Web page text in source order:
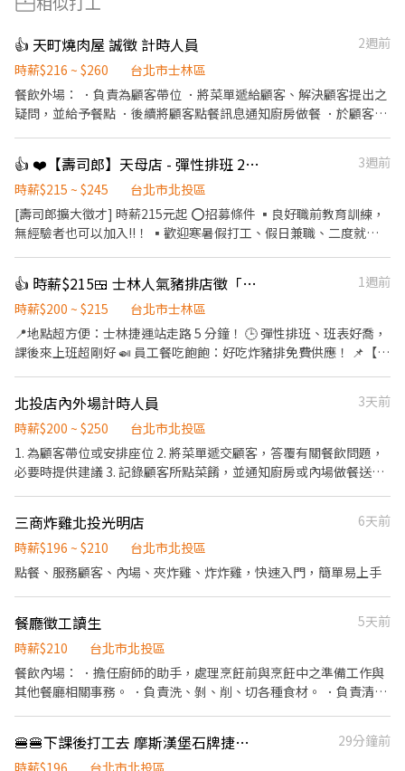
👍 天町燒肉屋 誠徵 計時人員
2週前
時薪$216 ~ $260
台北市士林區
餐飲外場： ．負責為顧客帶位 ．將菜單遞給顧客、解決顧客提出之
疑問，並給予餐點 ．後續將顧客點餐訊息通知廚房做餐 ．於顧客用
👍 ❤️【壽司郎】天母店 - 彈性排班 26/1/1起六日時薪+10元🍣時薪215元起
3週前
時薪$215 ~ $245
台北市北投區
[壽司郎擴大徵才] 時薪215元起 ⭕招募條件 ▪良好職前教育訓練，
無經驗者也可以加入!!！ ▪歡迎寒暑假打工、假日兼職、二度就
提供→餐具清洗→桌邊結帳→收銀結帳......等 ▪內場 商品進貨、準
備、整理→餐點製作→提供餐點→餐具清洗→環境整理維護......等 ⭕
獎金福利 ▪生日禮券 ▪不定期活動競賽獎金 ▪一年4次考核及調
薪！！ ▪加班費按每分鐘計算 ▪提供機車停車，上班免煩惱車位！
技巧，還可接觸店鋪的經營管理，例如：成本控管及數據分析等專
業知識 ▪升遷快速且制度完善，依努力及成果將有升遷加薪的機會
▪享有完善的福利制度，加班費為5分鐘為單位計算，重視員工的辛
勤付出 ▪計畫拓展全台灣，讓更多人有機會品嚐美味平價壽司，致
力成為頂尖品牌 ⭕基本保障 ①加班費(以每分鐘為單位計算) ②勞
保、健保、意外險 ③每月提撥勞工退休新制6% ④特休／年假按照
勞基法規定 ⑤颱風天出勤津貼補助 ⑥員工店內用餐折扣 ⑦提供員工
👍 時薪$215🍱 士林人氣豬排店徵「學生工讀」！吃豬排也能賺學費 💰
1週前
時薪$200 ~ $215
台北市士林區
📍地點超方便：士林捷運站走路 5 分鐘！ 🕒 彈性排班、班表好喬，
課後來上班超剛好 🍛 員工餐吃飽飽：好吃炸豬排免費供應！ 📌【工
🧑‍🎓【我們適合你，如果你是…】 ✅ 學生，想利用課餘打工 ✅ 有責
任感、不怕忙、肯學習 ✅ 喜歡有活力、大家互相 cover 的工作氣氛
💰【薪資福利】 •💵 時薪 $200 起（依表現調薪） •🧋 免費員工餐
•🕐 彈性排班（平日午餐 / 晚餐 / 假日都可排） •🎁 員工推薦獎
北投店內外場計時人員
3天前
時薪$200 ~ $250
台北市北投區
1. 為顧客帶位或安排座位 2. 將菜單遞交顧客，答覆有關餐飲問題，
必要時提供建議 3. 記錄顧客所點菜餚，並通知廚房或內場做餐送餐
類海鮮處理、肉片製作及各式生鮮切片處理 9. 生鮮產品的庫存管理
以及製程檢驗 10. 生鮮食品訂購、退貨、報廢處理
三商炸雞北投光明店
6天前
時薪$196 ~ $210
台北市北投區
點餐、服務顧客、內場、夾炸雞、炸炸雞，快速入門，簡單易上手
餐廳徵工讀生
5天前
時薪$210
台北市北投區
餐飲內場： ．擔任廚師的助手，處理烹飪前與烹飪中之準備工作與
其他餐廳相關事務。 ．負責洗、剝、削、切各種食材。 ．負責清理
🍔🍔下課後打工去 摩斯漢堡石牌捷運店誠徵晚班工讀
29分鐘前
時薪$196
台北市北投區